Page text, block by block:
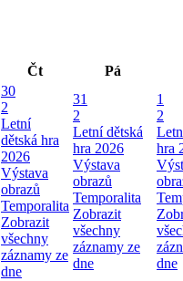
Čt
Pá
30
2
Letní
dětská hra
2026
Výstava
obrazů
Temporalita
Zobrazit
všechny
záznamy ze
dne
31
2
Letní dětská
hra 2026
Výstava
obrazů
Temporalita
Zobrazit
všechny
záznamy ze
dne
1
2
hra
dne